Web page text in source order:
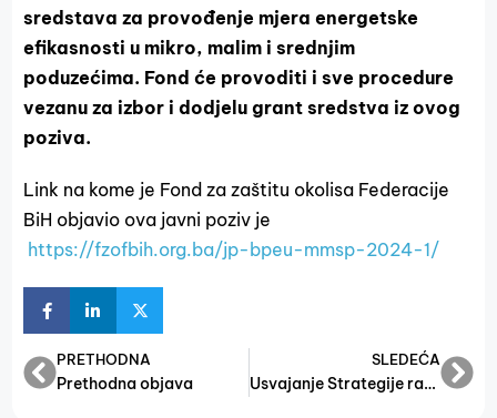
sredstava za provođenje mjera energetske
efikasnosti u mikro, malim i srednjim
poduzećima. Fond će provoditi i sve procedure
vezanu za izbor i dodjelu grant sredstva iz ovog
poziva.
Link na kome je Fond za zaštitu okolisa Federacije
BiH objavio ova javni poziv je
https://fzofbih.org.ba/jp-bpeu-mmsp-2024-1/
PRETHODNA
Prethodna objava
SLEDEĆA
Usvajanje Strategije razvoja male privrede FBiH 2022-2027.